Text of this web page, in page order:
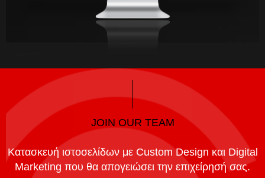
Κατασκευή ιστοσελίδων με Custom Design και Digital
Marketing που θα απογειώσει την επιχείρησή σας.
JOIN OUR TEAM